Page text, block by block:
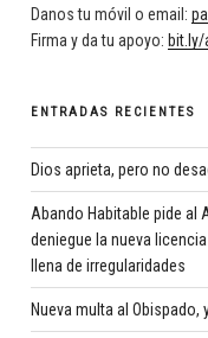
Danos tu móvil o email:
Firma y da tu apoyo:
ENTRADAS RECIENTES
Dios aprieta, pero no
Abando Habitable pide al
deniegue la nueva
llena de irregularidades
Nueva multa al Obispado,